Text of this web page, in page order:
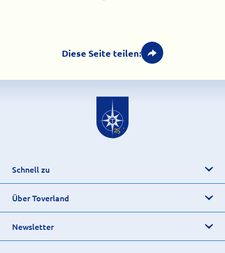
Diese Seite teilen:
Schnell zu
Über Toverland
Newsletter